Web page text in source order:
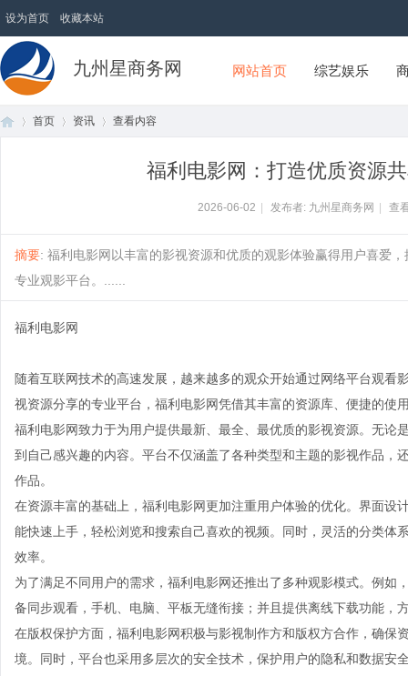
设为首页 收藏本站
九州星商务网 网站首页 综艺娱乐
首页 资讯 查看内容
福利电影网：打造优质资源
2026-06-02 发布者: 九州星商务网 查
摘要: 福利电影网以丰富的影视资源和优质的观影体验赢得用户喜爱
专业观影平台。......
福利电影网
随着互联网技术的高速发展，越来越多的观众开始通过网络平台观
视资源分享的专业平台，福利电影网凭借其丰富的资源库、便捷的使
福利电影网致力于为用户提供最新、最全、最优质的影视资源。无论
到自己感兴趣的内容。平台不仅涵盖了各种类型和主题的影视作品，
作品。
在资源丰富的基础上，福利电影网更加注重用户体验的优化。界面设
能快速上手，轻松浏览和搜索自己喜欢的视频。同时，灵活的分类体
效率。
为了满足不同用户的需求，福利电影网还推出了多种观影模式。例
备同步观看，手机、电脑、平板无缝衔接；并且提供离线下载功能，
在版权保护方面，福利电影网积极与影视制作方和版权方合作，确保
境。同时，平台也采用多层次的安全技术，保护用户的隐私和数据安